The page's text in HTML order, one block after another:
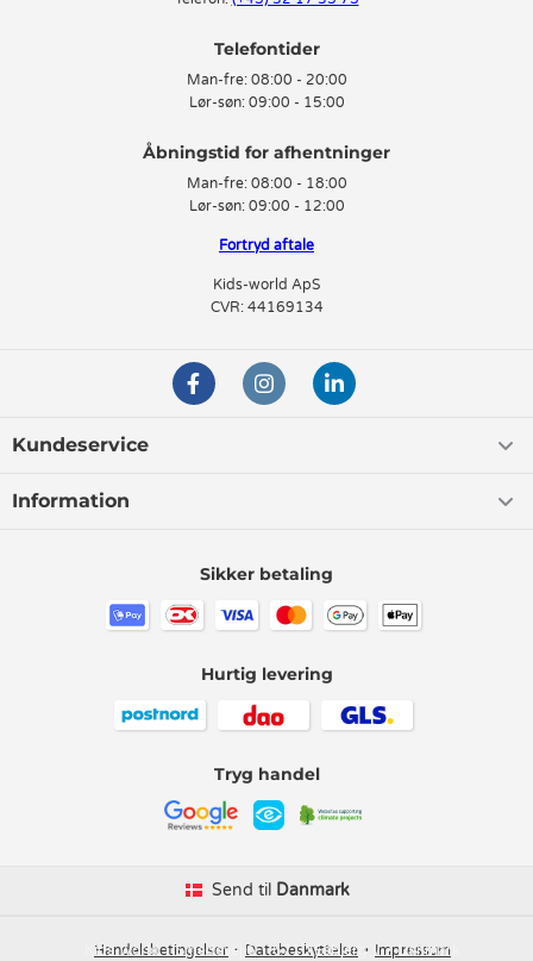
Telefontider
Man-fre: 08:00 - 20:00
Lør-søn: 09:00 - 15:00
Man-fre: 08:00 - 18:00
Lør-søn: 09:00 - 12:00
Fortryd aftale
Kids-world ApS
CVR: 44169134
Kundeservice
Information
Send til Danmark
Sikker betaling
Hurtig levering
Tryg handel
Handelsbetingelser Databeskyttelse Impressum
Kids-world Smedevej 6 6710 Esbjerg V Danmark